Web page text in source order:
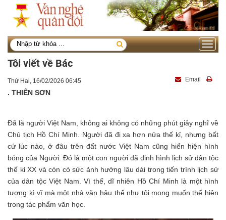
Toggle
Tôi viết về Bác
Thứ Hai, 16/02/2026 06:45 Email
. THIÊN SƠN
Đã là người Việt Nam, không ai không có những phút giây nghĩ về
Chủ tịch Hồ Chí Minh. Người đã đi xa hơn nửa thế kỉ, nhưng bất
cứ lúc nào, ở đâu trên đất nước Việt Nam cũng hiển hiện hình
bóng của Người. Đó là một con người đã định hình lịch sử dân tộc
thế kỉ XX và còn có sức ảnh hưởng lâu dài trong tiến trình lịch sử
của dân tộc Việt Nam. Vì thế, dĩ nhiên Hồ Chí Minh là một hình
tượng kì vĩ mà một nhà văn hậu thế như tôi mong muốn thể hiện
trong tác phẩm văn học.